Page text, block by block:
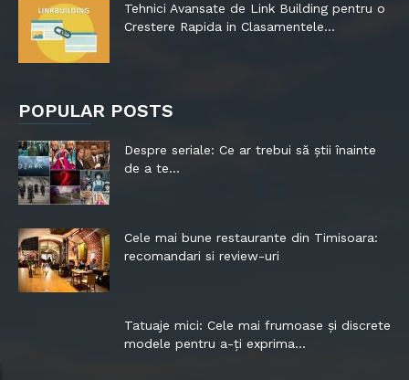
Tehnici Avansate de Link Building pentru o
Crestere Rapida in Clasamentele...
POPULAR POSTS
Despre seriale: Ce ar trebui să știi înainte
de a te...
Cele mai bune restaurante din Timisoara:
recomandari si review-uri
Tatuaje mici: Cele mai frumoase și discrete
modele pentru a-ți exprima...